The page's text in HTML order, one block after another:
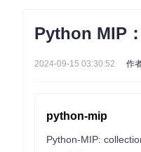
Python MIP
2024-09-15 03:30:52 作
python-mip
Python-MIP: